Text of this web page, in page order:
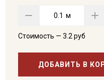
м
Стоимость — 3.2 руб
ДОБАВИТЬ В